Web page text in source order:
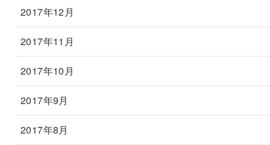
2017年12月
2017年11月
2017年10月
2017年9月
2017年8月